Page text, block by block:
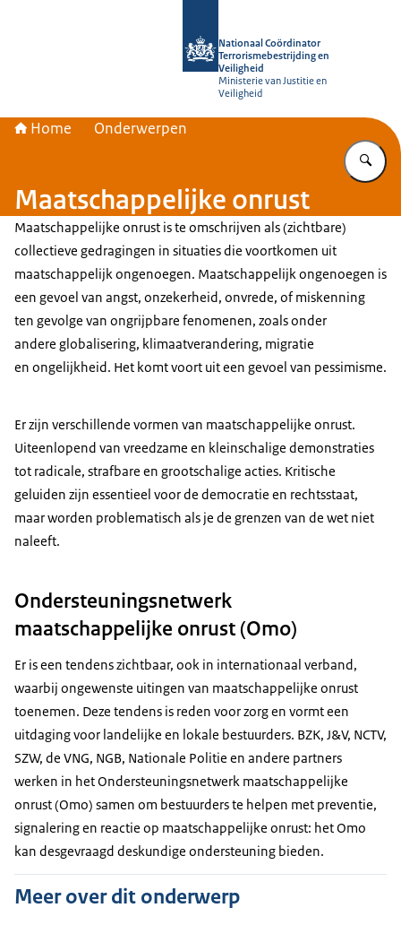
Nationaal Coördinator
Terrorismebestrijding en
Veiligheid
Ministerie van Justitie en
Veiligheid
Home Onderwerpen
Maatschappelijke onrust
Maatschappelijke onrust is te omschrijven als (zichtbare)
collectieve gedragingen in situaties die voortkomen uit
maatschappelijk ongenoegen. Maatschappelijk ongenoegen is
een gevoel van angst, onzekerheid, onvrede, of miskenning
ten gevolge van ongrijpbare fenomenen, zoals onder
andere globalisering, klimaatverandering, migratie
en ongelijkheid. Het komt voort uit een gevoel van pessimisme.
Er zijn verschillende vormen van maatschappelijke onrust.
Uiteenlopend van vreedzame en kleinschalige demonstraties
tot radicale, strafbare en grootschalige acties. Kritische
geluiden zijn essentieel voor de democratie en rechtsstaat,
maar worden problematisch als je de grenzen van de wet niet
naleeft.
Ondersteuningsnetwerk
maatschappelijke onrust (Omo)
Er is een tendens zichtbaar, ook in internationaal verband,
waarbij ongewenste uitingen van maatschappelijke onrust
toenemen. Deze tendens is reden voor zorg en vormt een
uitdaging voor landelijke en lokale bestuurders. BZK, J&V, NCTV,
SZW, de VNG, NGB, Nationale Politie en andere partners
werken in het Ondersteuningsnetwerk maatschappelijke
onrust (Omo) samen om bestuurders te helpen met preventie,
signalering en reactie op maatschappelijke onrust: het Omo
kan desgevraagd deskundige ondersteuning bieden.
Meer over dit onderwerp